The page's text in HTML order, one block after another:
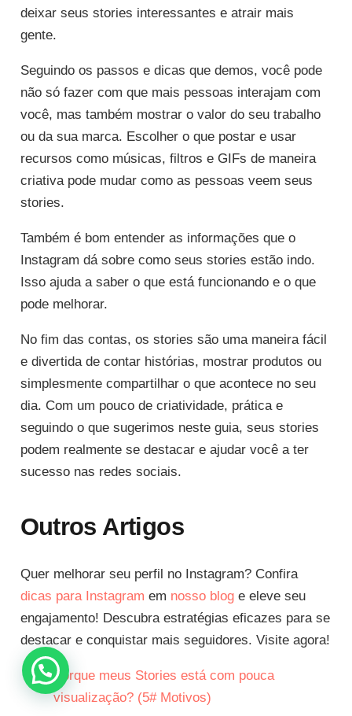
deixar seus stories interessantes e atrair mais
gente.
Seguindo os passos e dicas que demos, você pode
não só fazer com que mais pessoas interajam com
você, mas também mostrar o valor do seu trabalho
ou da sua marca. Escolher o que postar e usar
recursos como músicas, filtros e GIFs de maneira
criativa pode mudar como as pessoas veem seus
stories.
Também é bom entender as informações que o
Instagram dá sobre como seus stories estão indo.
Isso ajuda a saber o que está funcionando e o que
pode melhorar.
No fim das contas, os stories são uma maneira fácil
e divertida de contar histórias, mostrar produtos ou
simplesmente compartilhar o que acontece no seu
dia. Com um pouco de criatividade, prática e
seguindo o que sugerimos neste guia, seus stories
podem realmente se destacar e ajudar você a ter
sucesso nas redes sociais.
Outros Artigos
Quer melhorar seu perfil no Instagram? Confira
dicas para Instagram em nosso bloge eleve seu
engajamento! Descubra estratégias eficazes para se
destacar e conquistar mais seguidores. Visite agora!
Porque meus Stories está com pouca
visualização? (5# Motivos)